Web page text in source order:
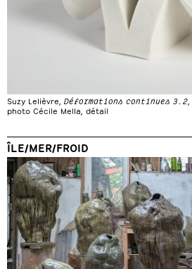
Suzy Lelièvre, Déformations continues 3.2
photo Cécile Mella, détail
ÎLE/MER/FROID